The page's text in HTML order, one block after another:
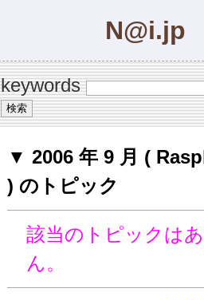
N@i.jp
keywords
▼ 2006 年 9 月 (
) のトピック
該当のトピックは
ん。